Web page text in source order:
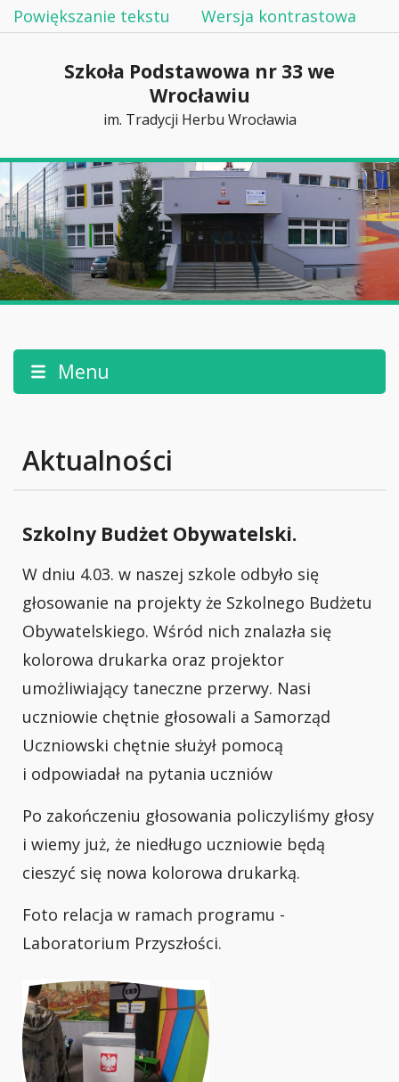
Powiększanie tekstu Wersja kontrastowa
Szkoła Podstawowa nr 33 we
Wrocławiu
im. Tradycji Herbu Wrocławia
Menu
Aktualności
Szkolny Budżet Obywatelski.
W dniu 4.03. w naszej szkole odbyło się
głosowanie na projekty że Szkolnego Budżetu
Obywatelskiego. Wśród nich znalazła się
kolorowa drukarka oraz projektor
umożliwiający taneczne przerwy. Nasi
uczniowie chętnie głosowali a Samorząd
Uczniowski chętnie służył pomocą
i odpowiadał na pytania uczniów
Po zakończeniu głosowania policzyliśmy głosy
i wiemy już, że niedługo uczniowie będą
cieszyć się nowa kolorowa drukarką.
Foto relacja w ramach programu -
Laboratorium Przyszłości.